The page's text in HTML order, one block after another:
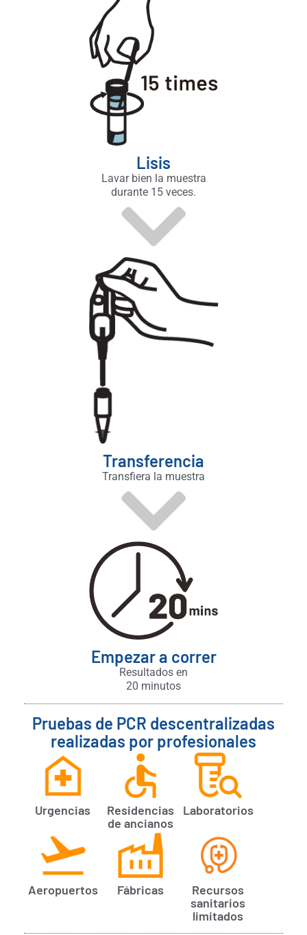
Lisis
Lavar bien la muestra
durante 15 veces.
Transferencia
Transfiera la muestra
Empezar a correr
Resultados en
20 minutos
Pruebas de PCR descentralizadas
realizadas por profesionales
Urgencias
Residencias
de ancianos
Laboratorios
Aeropuertos Fábricas
Recursos
sanitarios
limitados